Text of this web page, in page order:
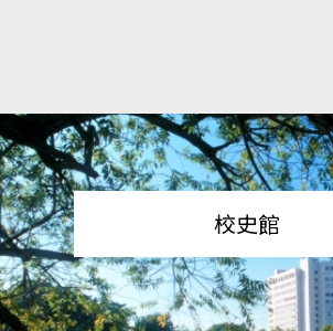
校史館